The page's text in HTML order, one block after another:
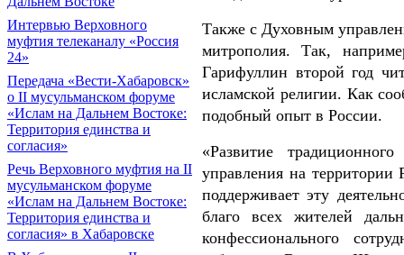
Интервью Верховного
муфтия телеканалу «Россия
24»
Передача «Вести-Хабаровск»
о II мусульманском форуме
«Ислам на Дальнем Востоке:
Территория единства и
согласия»
Речь Верховного муфтия на II
мусульманском форуме
«Ислам на Дальнем Востоке:
Территория единства и
согласия» в Хабаровске
Также с Духовным
митрополия. Так,
Гарифуллин второй год
исламской религии. Как
подобный опыт в России.
«Развитие
управления на территории
поддерживает эту
благо всех жителей
конфессионального